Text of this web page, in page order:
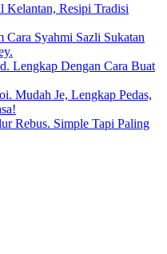
Kelantan, Resipi Tradisi
Syahmi Sazli Sukatan
Lengkap Dengan Cara Buat
Mudah Je, Lengkap Pedas,
Rebus. Simple Tapi Paling